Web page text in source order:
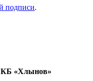
подписи.
КБ «Хлынов»